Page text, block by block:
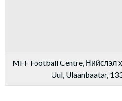
MFF Football Centre, Нийслэл
Uul, Ulaanbaatar,